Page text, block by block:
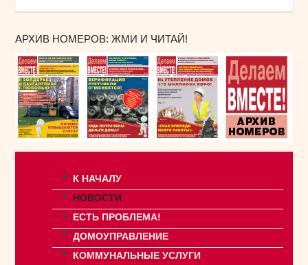
АРХИВ НОМЕРОВ: ЖМИ И ЧИТАЙ!
К НАЧАЛУ
НОВОСТИ
ЕСТЬ ПРОБЛЕМА!
ДОМОУПРАВЛЕНИЕ
КОММУНАЛЬНЫЕ УСЛУГИ